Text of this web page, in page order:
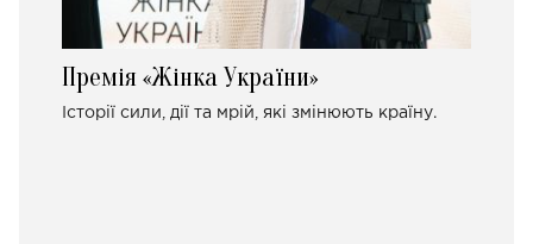
Премія «Жінка України»
Історії сили, дії та мрій, які змінюють країну.